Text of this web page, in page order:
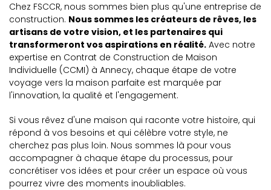
Chez FSCCR, nous sommes bien plus qu'une entreprise de
construction. Nous sommes les créateurs de rêves, les
artisans de votre vision, et les partenaires qui
transformeront vos aspirations en réalité. Avec notre
expertise en Contrat de Construction de Maison
Individuelle (CCMI) à Annecy, chaque étape de votre
voyage vers la maison parfaite est marquée par
l'innovation, la qualité et l'engagement.
Si vous rêvez d'une maison qui raconte votre histoire, qui
répond à vos besoins et qui célèbre votre style, ne
cherchez pas plus loin. Nous sommes là pour vous
accompagner à chaque étape du processus, pour
concrétiser vos idées et pour créer un espace où vous
pourrez vivre des moments inoubliables.